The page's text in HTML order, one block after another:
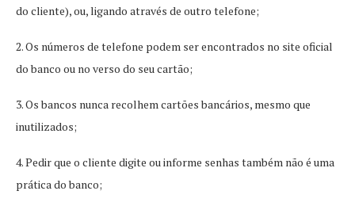
do cliente), ou, ligando através de outro telefone;
2. Os números de telefone podem ser encontrados no site oficial
do banco ou no verso do seu cartão;
3. Os bancos nunca recolhem cartões bancários, mesmo que
inutilizados;
4. Pedir que o cliente digite ou informe​ senhas também não é uma
prática do banco;